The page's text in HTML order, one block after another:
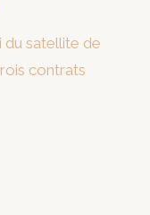
du satellite de
contrats